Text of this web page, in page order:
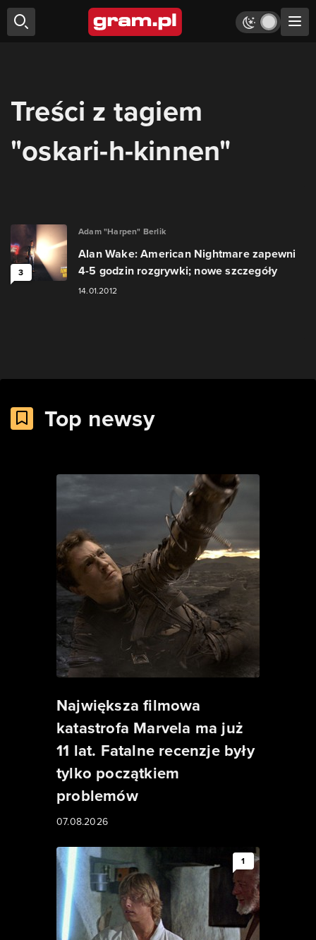
Treści z tagiem
"oskari-h-kinnen"
3
Adam "Harpen" Berlik
Alan Wake: American Nightmare zapewni
4-5 godzin rozgrywki; nowe szczegóły
14.01.2012
Top newsy
Największa filmowa
katastrofa Marvela ma już
11 lat. Fatalne recenzje były
tylko początkiem
problemów
07.08.2026
1